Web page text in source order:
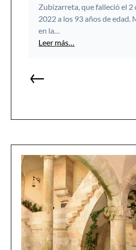
Zubizarreta, que falleció el 2
2022 a los 93 años de edad.
en la…
Leer más…
←